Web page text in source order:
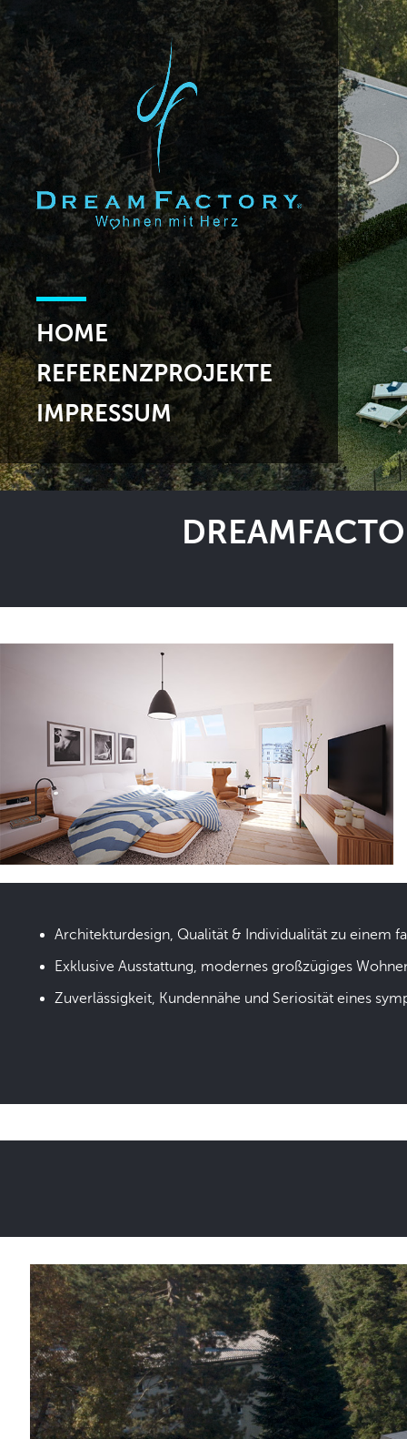
HOME
REFERENZPROJEKTE
IMPRESSUM
Architekturdesign, Qualität & Individualität zu einem
Exklusive Ausstattung, modernes großzügiges
Zuverlässigkeit, Kundennähe und Seriosität eines